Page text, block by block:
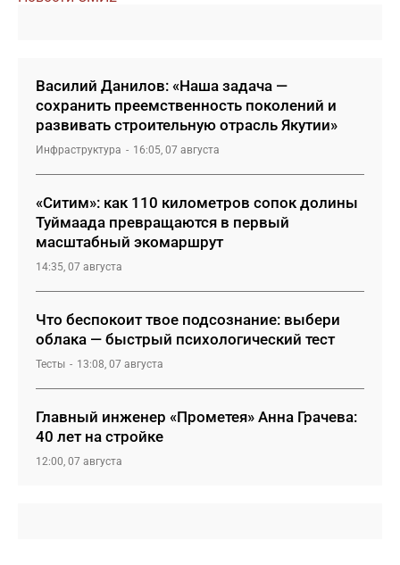
Василий Данилов: «Наша задача —
сохранить преемственность поколений и
развивать строительную отрасль Якутии»
Инфраструктура 16:05, 07 августа
«Ситим»: как 110 километров сопок долины
Туймаада превращаются в первый
масштабный экомаршрут
14:35, 07 августа
Что беспокоит твое подсознание: выбери
облака — быстрый психологический тест
Тесты 13:08, 07 августа
Главный инженер «Прометея» Анна Грачева:
40 лет на стройке
12:00, 07 августа